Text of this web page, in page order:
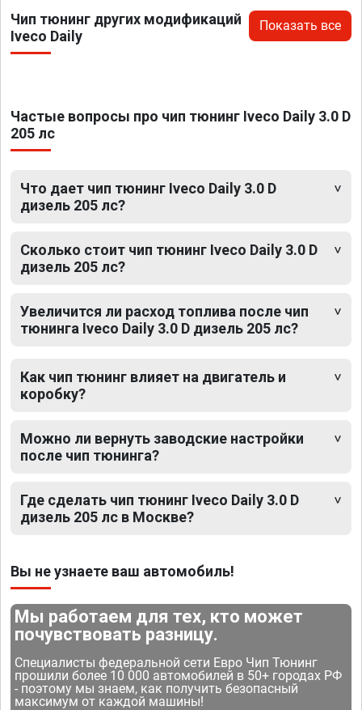
Чип тюнинг других модификаций
Iveco Daily
Показать все
Частые вопросы про чип тюнинг Iveco Daily 3.0 D
205 лс
Что дает чип тюнинг Iveco Daily 3.0 D
дизель 205 лс?
Сколько стоит чип тюнинг Iveco Daily 3.0 D
дизель 205 лс?
Увеличится ли расход топлива после чип
тюнинга Iveco Daily 3.0 D дизель 205 лс?
Как чип тюнинг влияет на двигатель и
коробку?
Можно ли вернуть заводские настройки
после чип тюнинга?
Где сделать чип тюнинг Iveco Daily 3.0 D
дизель 205 лс в Москве?
Вы не узнаете ваш автомобиль!
Мы работаем для тех, кто может
почувствовать разницу.
Специалисты федеральной сети Евро Чип Тюнинг
прошили более 10 000 автомобилей в 50+ городах РФ
- поэтому мы знаем, как получить безопасный
максимум от каждой машины!